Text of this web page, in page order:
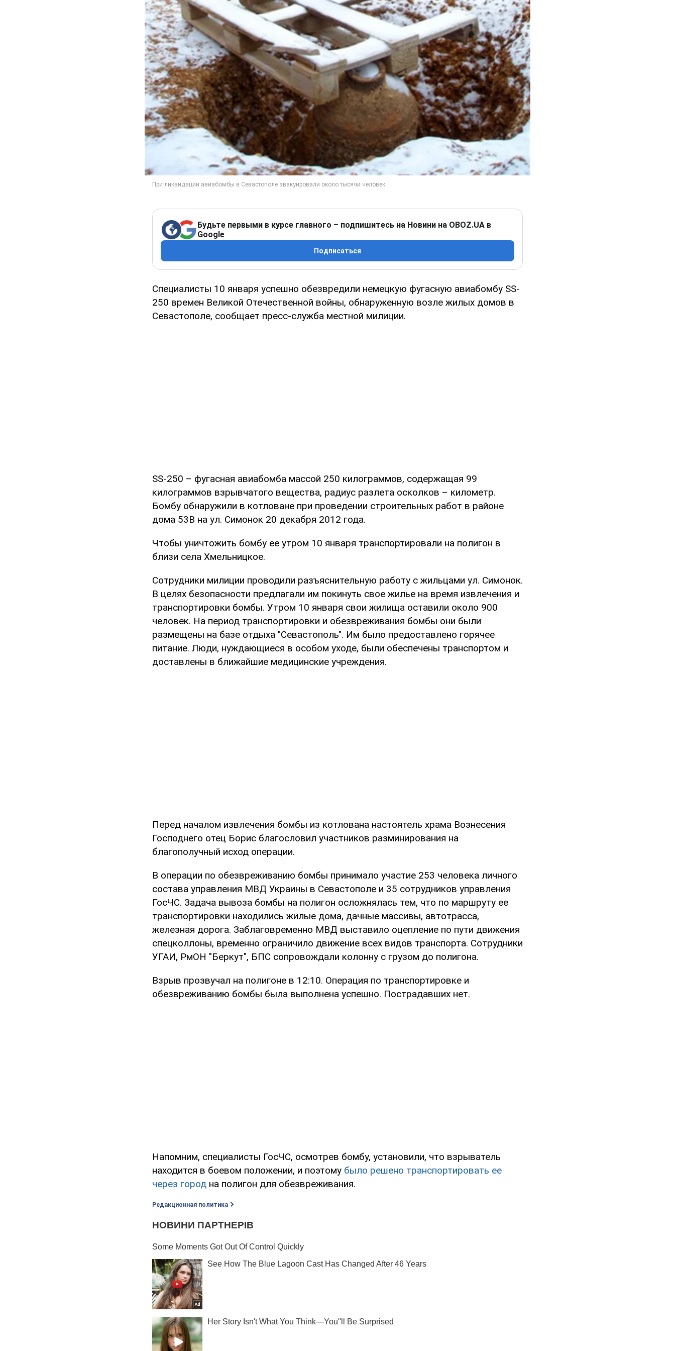
Будьте первыми в курсе главного – подпишитесь на Новини на OBOZ.UA в
Google
Подписаться
Специалисты 10 января успешно обезвредили немецкую фугасную авиабомбу SS-
250 времен Великой Отечественной войны, обнаруженную возле жилых домов в
Севастополе, сообщает пресс-служба местной милиции.
SS-250 – фугасная авиабомба массой 250 килограммов, содержащая 99
килограммов взрывчатого вещества, радиус разлета осколков – километр.
Бомбу обнаружили в котловане при проведении строительных работ в районе
дома 53В на ул. Симонок 20 декабря 2012 года.
Чтобы уничтожить бомбу ее утром 10 января транспортировали на полигон в
близи села Хмельницкое.
Сотрудники милиции проводили разъяснительную работу с жильцами ул. Симонок.
В целях безопасности предлагали им покинуть свое жилье на время извлечения и
транспортировки бомбы. Утром 10 января свои жилища оставили около 900
человек. На период транспортировки и обезвреживания бомбы они были
размещены на базе отдыха "Севастополь". Им было предоставлено горячее
питание. Люди, нуждающиеся в особом уходе, были обеспечены транспортом и
доставлены в ближайшие медицинские учреждения.
Перед началом извлечения бомбы из котлована настоятель храма Вознесения
Господнего отец Борис благословил участников разминирования на
благополучный исход операции.
В операции по обезвреживанию бомбы принимало участие 253 человека личного
состава управления МВД Украины в Севастополе и 35 сотрудников управления
ГосЧС. Задача вывоза бомбы на полигон осложнялась тем, что по маршруту ее
транспортировки находились жилые дома, дачные массивы, автотрасса,
железная дорога. Заблаговременно МВД выставило оцепление по пути движения
спецколлоны, временно ограничило движение всех видов транспорта. Сотрудники
УГАИ, РмОН "Беркут", БПС сопровождали колонну с грузом до полигона.
Взрыв прозвучал на полигоне в 12:10. Операция по транспортировке и
обезвреживанию бомбы была выполнена успешно. Пострадавших нет.
Напомним, специалисты ГосЧС, осмотрев бомбу, установили, что взрыватель
находится в боевом положении, и поэтому было решено транспортировать ее
через город на полигон для обезвреживания.
Редакционная политика